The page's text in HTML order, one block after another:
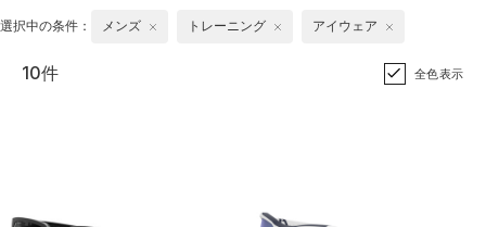
選択中の条件： メンズ トレーニング アイウェア
10件 全色表示